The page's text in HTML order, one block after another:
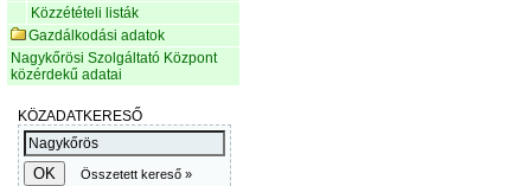
Közzétételi listák
Gazdálkodási adatok
Nagykőrösi Szolgáltató Központ
közérdekű adatai